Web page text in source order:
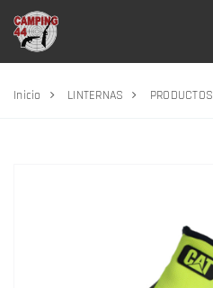
Inicio LINTERNAS PRODUCTOS